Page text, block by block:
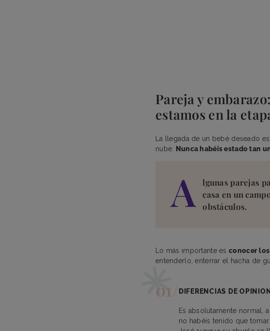
Pareja y
estamos en la
La llegada de un bebé deseado
nube.
Nunca habéis estado tan
A
lgunas parejas
casa en un
obstáculos.
Lo más importante esconocer
entenderlo, enterrar el hacha de
DIFERENCIAS DE
Es absolutamente normal,
no habéis tenido que